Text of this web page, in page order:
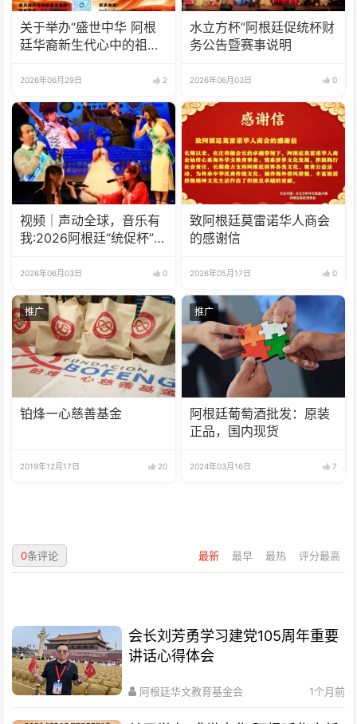
关于举办“盛世中华 阿根
廷华裔新生代心中的祖
2026年06月29日 2
水立方杯”阿根廷促统杯财
务公告暨赛事说明
2026年06月03日 0
视频｜声动全球，音乐有
我:2026阿根廷“统促杯”水
圆满落幕
2026年06月03日 0
致阿根廷莫雷诺华人商会
的感谢信
2026年05月17日 0
推广
铂烽一心慈善基金
2019年12月17日 20
推广
阿根廷葡萄酒批发：原装
正品，国内现货
2024年03月16日 7
最新 最早 最热 评分最高
0条评论
会长刘芳勇学习建党105周年重要
讲话心得体会
阿根廷华文教育基金会 1个月前